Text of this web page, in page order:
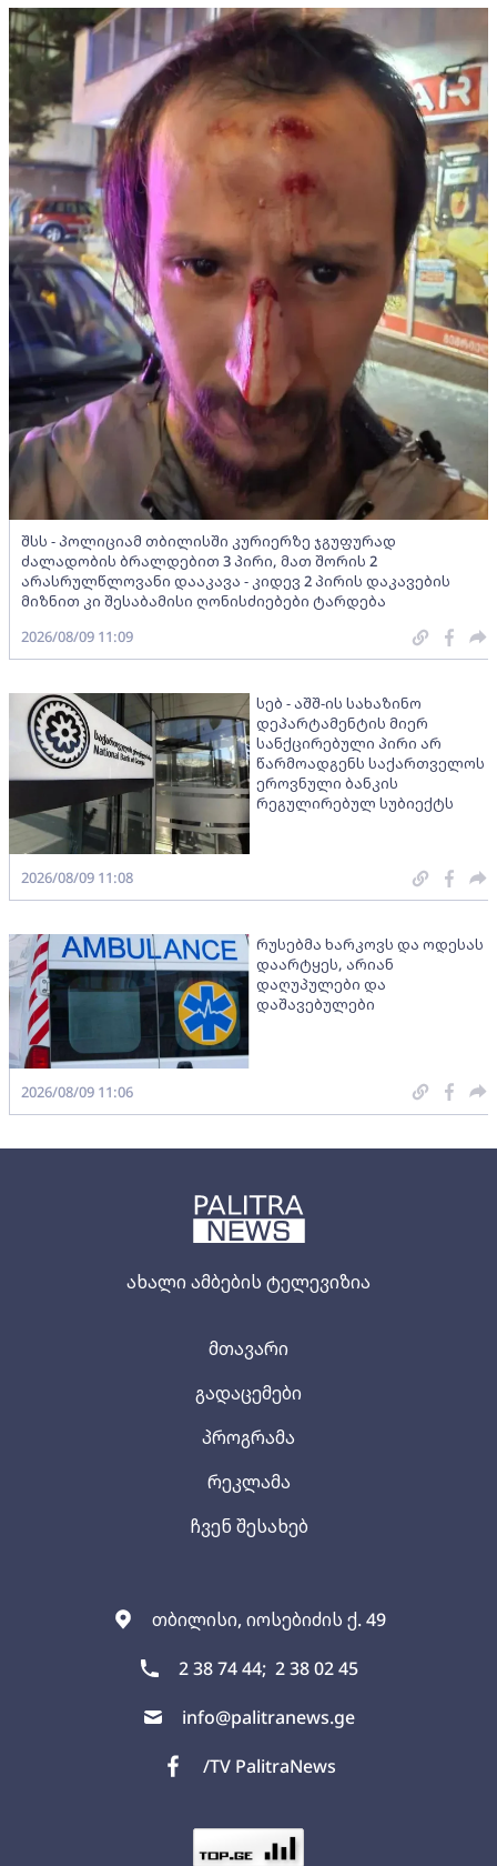
ახალი ამბების ტელევიზია
თბილისი, იოსებიძის ქ. 49
2 38 74 44; 2 38 02 45
info@palitranews.ge
/TV PalitraNews
მთავარი
გადაცემები
პროგრამა
რეკლამა
ჩვენ შესახებ
შსს - პოლიციამ თბილისში კურიერზე ჯგუფურად
ძალადობის ბრალდებით 3 პირი, მათ შორის 2
არასრულწლოვანი დააკავა - კიდევ 2 პირის დაკავების
მიზნით კი შესაბამისი ღონისძიებები ტარდება
2026/08/09 11:09
სებ - აშშ-ის სახაზინო
დეპარტამენტის მიერ
სანქცირებული პირი არ
წარმოადგენს საქართველოს
ეროვნული ბანკის
რეგულირებულ სუბიექტს
2026/08/09 11:08
რუსებმა ხარკოვს და ოდესას
დაარტყეს, არიან
დაღუპულები და
დაშავებულები
2026/08/09 11:06